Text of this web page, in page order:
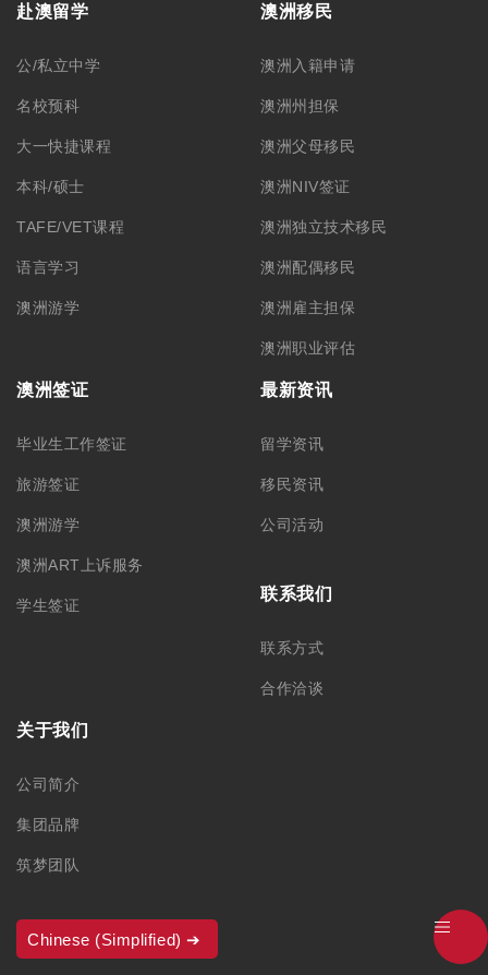
赴澳留学
公/私立中学
名校预科
大一快捷课程
本科/硕士
TAFE/VET课程
语言学习
澳洲游学
澳洲移民
澳洲入籍申请
澳洲州担保
澳洲父母移民
澳洲NIV签证
澳洲独立技术移民
澳洲配偶移民
澳洲雇主担保
澳洲职业评估
澳洲签证
毕业生工作签证
旅游签证
澳洲游学
澳洲ART上诉服务
学生签证
最新资讯
留学资讯
移民资讯
公司活动
联系我们
联系方式
合作洽谈
关于我们
公司简介
集团品牌
筑梦团队
加入我们
Chinese (Simplified)